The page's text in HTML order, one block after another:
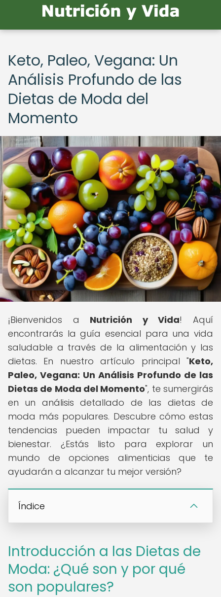
Keto, Paleo, Vegana: Un
Análisis Profundo de las
Dietas de Moda del
Momento
¡Bienvenidos a Nutrición y Vida! Aquí
encontrarás la guía esencial para una vida
saludable a través de la alimentación y las
dietas. En nuestro artículo principal "Keto,
Paleo, Vegana: Un Análisis Profundo de las
Dietas de Moda del Momento", te sumergirás
en un análisis detallado de las dietas de
moda más populares. Descubre cómo estas
tendencias pueden impactar tu salud y
bienestar. ¿Estás listo para explorar un
mundo de opciones alimenticias que te
ayudarán a alcanzar tu mejor versión?
Índice
Introducción a las Dietas de
Moda: ¿Qué son y por qué
son populares?